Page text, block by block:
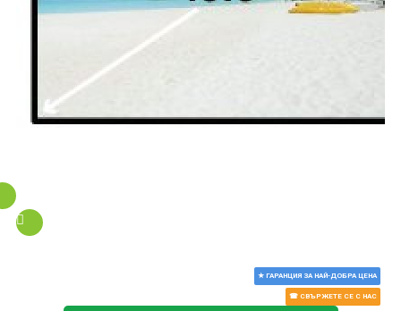
★ ГАРАНЦИЯ ЗА НАЙ-ДОБРА ЦЕНА
☎ СВЪРЖЕТЕ СЕ С НАС